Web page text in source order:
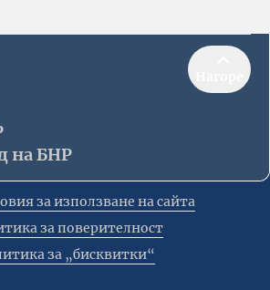
на БНР
за използване на сайта
за поверителност
за „бисквитки“